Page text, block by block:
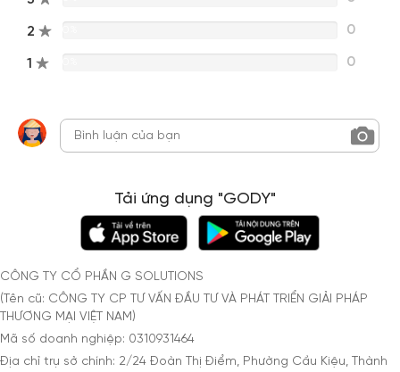
2 0
1 0
Tải ứng dụng "GODY"
CÔNG TY CỔ PHẦN G SOLUTIONS
(Tên cũ: CÔNG TY CP TƯ VẤN ĐẦU TƯ VÀ PHÁT TRIỂN GIẢI PHÁP
THƯƠNG MẠI VIỆT NAM)
Mã số doanh nghiệp: 0310931464
Địa chỉ trụ sở chính: 2/24 Đoàn Thị Điểm, Phường Cầu Kiệu, Thành